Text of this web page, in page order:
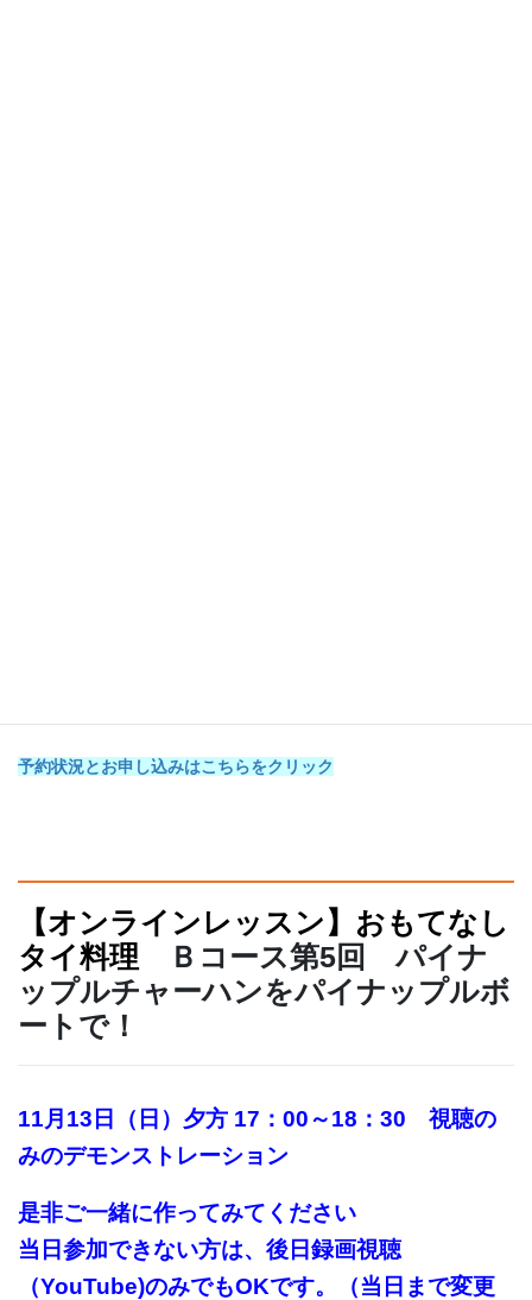
予約状況とお申し込みはこちらをクリック
【オンラインレッスン】おもてなし
タイ料理
Ｂコース第5回 パイナ
ップルチャーハンをパイナップルボ
ートで！
11月13日（日） 夕方 17：00～18：30 視聴の
みのデモンストレーション
是非ご一緒に作ってみてください
当日参加できない方は、後日録画視聴
（YouTube)のみでもOKです。（当日まで変更